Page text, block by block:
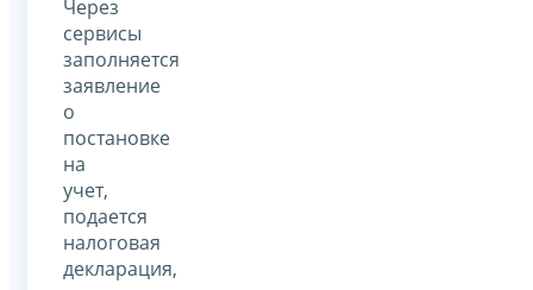
Через
сервисы
заполняется
заявление
о
постановке
на
учет,
подается
налоговая
декларация,